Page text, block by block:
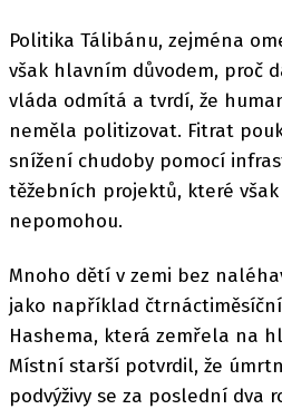
Politika Tálibánu, zejména
však hlavním důvodem, proč
vláda odmítá a tvrdí, že
neměla politizovat. Fitrat
snížení chudoby pomocí
těžebních projektů, které
nepomohou.
Mnoho dětí v zemi bez
jako například
Hashema, která zemřela na
Místní starší potvrdil, že
podvýživy se za poslední dva